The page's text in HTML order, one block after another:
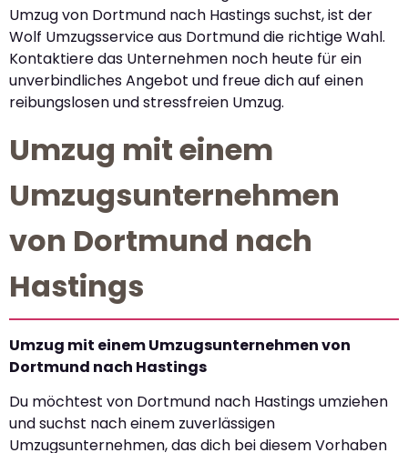
Umzug von Dortmund nach Hastings suchst, ist der
Wolf Umzugsservice aus Dortmund die richtige Wahl.
Kontaktiere das Unternehmen noch heute für ein
unverbindliches Angebot und freue dich auf einen
reibungslosen und stressfreien Umzug.
Umzug mit einem
Umzugsunternehmen
von Dortmund nach
Hastings
Umzug mit einem Umzugsunternehmen von
Dortmund nach Hastings
Du möchtest von Dortmund nach Hastings umziehen
und suchst nach einem zuverlässigen
Umzugsunternehmen, das dich bei diesem Vorhaben